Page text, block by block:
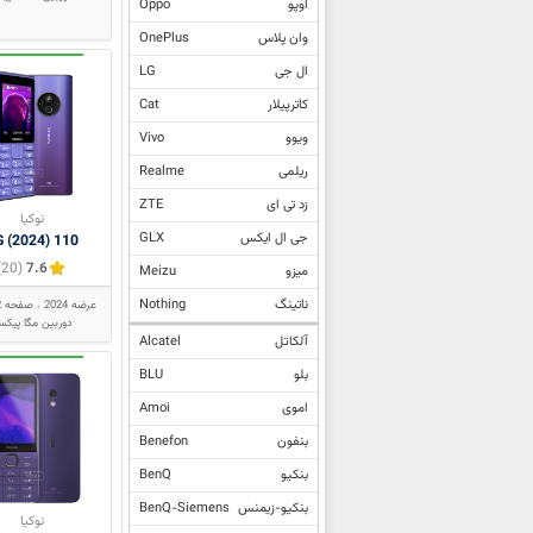
Nokia 110 2022
Nokia 110 4G
Nokia 110 4G (2024)
Nokia 110 Power
Nokia 1100
Nokia 1101
Nokia 111
Nokia 1110
Nokia 1110i
Nokia 1112
Nokia 112
Nokia 113
Nokia 114
Nokia 1200
Nokia 1202
Nokia 1208
اوپو
Oppo
وان پلاس
OnePlus
ال جی
LG
کاترپیلار
Cat
ویوو
Vivo
ریلمی
Realme
زد تی ای
ZTE
جی ال ایکس
GLX
میزو
Meizu
ناتینگ
Nothing
آلکاتل
Alcatel
بلو
BLU
اموی
Amoi
بنفون
Benefon
بنکیو
BenQ
بنکیو-زیمنس BenQ-Siemens
نوکیا
110 4G (2024)
7.6
(20)
عرضه 2024
صفحه 2 اینچ
دوربین مگا
نوکیا